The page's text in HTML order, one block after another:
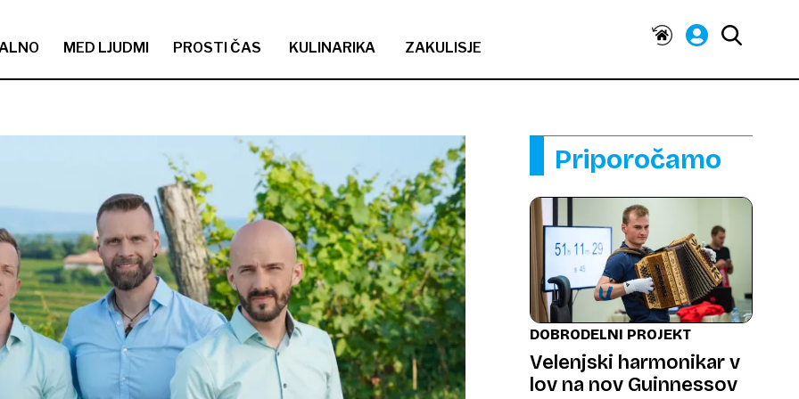
MED LJUDMI PROSTI ČAS KULINARIKA ZAKULISJE
Priporočamo
DOBRODELNI PROJEKT
Velenjski harmonikar v
lov na nov Guinnessov